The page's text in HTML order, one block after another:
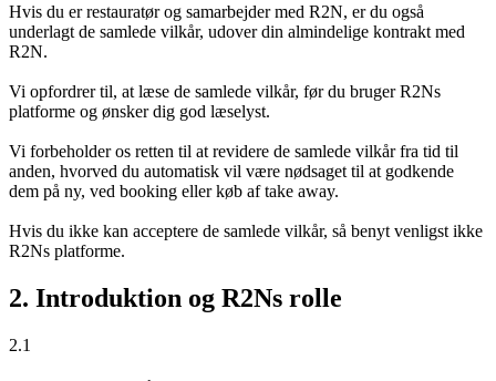
Hvis du er restauratør og samarbejder med R2N, er du også
underlagt de samlede vilkår, udover din almindelige kontrakt med
R2N.
Vi opfordrer til, at læse de samlede vilkår, før du bruger R2Ns
platforme og ønsker dig god læselyst.
Vi forbeholder os retten til at revidere de samlede vilkår fra tid til
anden, hvorved du automatisk vil være nødsaget til at godkende
dem på ny, ved booking eller køb af take away.
Hvis du ikke kan acceptere de samlede vilkår, så benyt venligst ikke
R2Ns platforme.
2. Introduktion og R2Ns rolle
2.1